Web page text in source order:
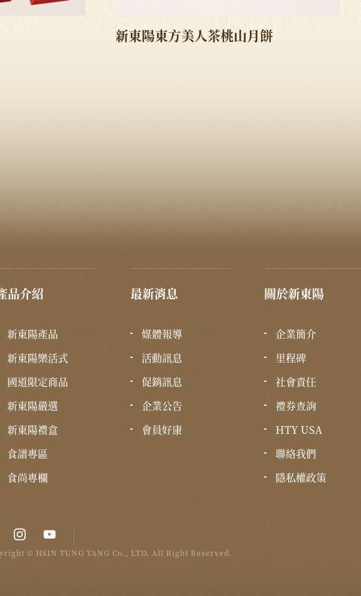
新東陽東方美人茶桃山月餅
品介紹
新東陽產品
新東陽樂活式
國道限定商品
新東陽嚴選
新東陽禮盒
食譜專區
食尚專欄
最新消息
媒體報導
活動訊息
促銷訊息
企業公告
會員好康
關於新東陽
企業簡介
里程碑
社會責任
禮券查詢
HTY USA
聯絡我們
隱私權政策
© HSIN TUNG YANG Co., LTD. All Right Reserved.